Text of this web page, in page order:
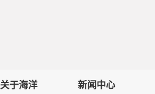
关于海洋 新闻中心